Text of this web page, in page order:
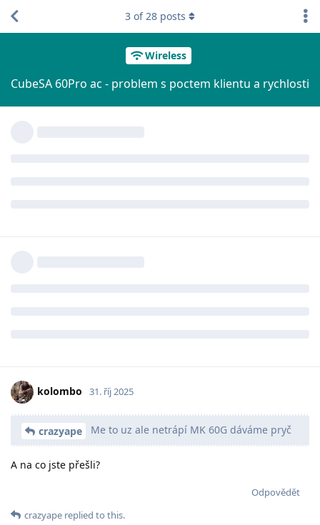
Wireless
CubeSA 60Pro ac - problem s poctem klientu a rychlosti
3 of28 posts
kolombo 31. říj 2025
crazyape Me to uz ale netrápí MK 60G dáváme pryč
A na co jste přešli?
Odpovědět
crazyape replied to this.